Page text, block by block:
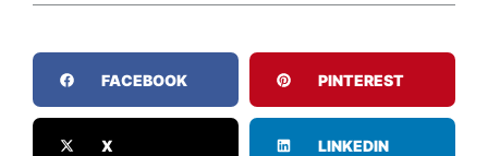
FACEBOOK PINTEREST
X LINKEDIN